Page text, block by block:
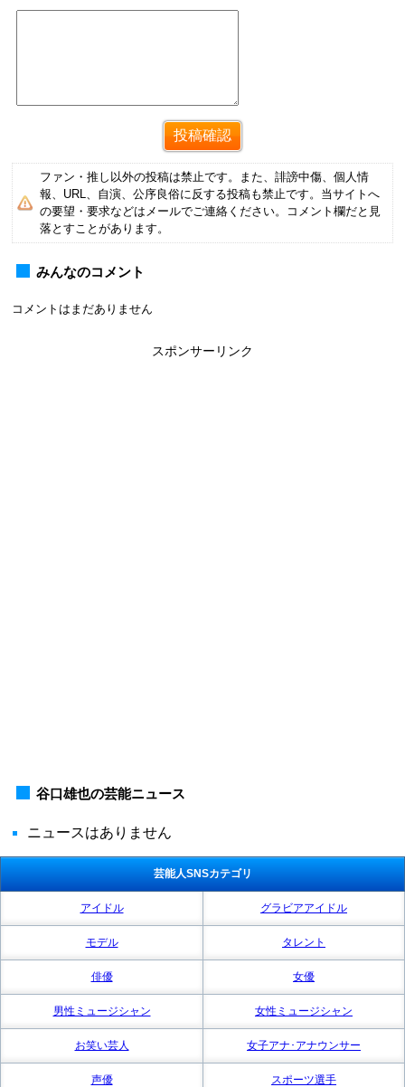
ファン・推し以外の投稿は禁止です。また、誹謗中傷、個人情
報、URL、自演、公序良俗に反する投稿も禁止です。当サイトへ
の要望・要求などはメールでご連絡ください。コメント欄だと見
落とすことがあります。
みんなのコメント
コメントはまだありません
スポンサーリンク
谷口雄也の芸能ニュース
ニュースはありません
芸能人SNSカテゴリ
アイドル グラビアアイドル
モデル タレント
俳優 女優
男性ミュージシャン 女性ミュージシャン
お笑い芸人 女子アナ･アナウンサー
声優 スポーツ選手